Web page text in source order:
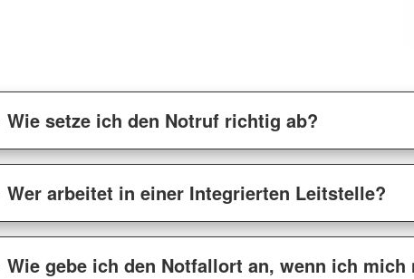
Wie setze ich den Notruf richtig ab?
Wer arbeitet in einer Integrierten Leitstelle?
Wie gebe ich den Notfallort an, wenn ich mich